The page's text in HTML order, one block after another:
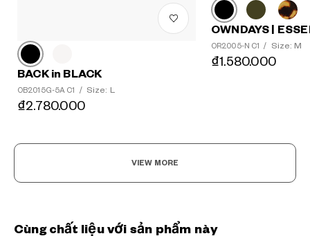
BACK in BLACK
OB2015G-5A C1 / Size: L
₫2.780.000
OWNDAYS |
OR2005-N C1 / Size: M
₫1.580.000
VIEW MORE
Cùng chất liệu với sản phẩm này